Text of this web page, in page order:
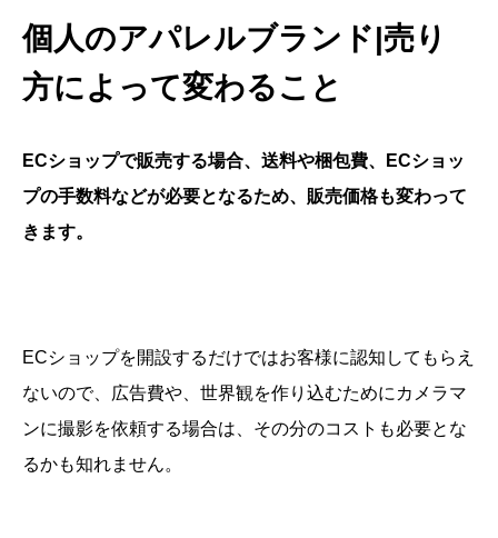
個人のアパレルブランド|売り
方によって変わること
ECショップで販売する場合、送料や梱包費、ECショッ
プの手数料などが必要となるため、販売価格も変わって
きます。
ECショップを開設するだけではお客様に認知してもらえ
ないので、広告費や、世界観を作り込むためにカメラマ
ンに撮影を依頼する場合は、その分のコストも必要とな
るかも知れません。